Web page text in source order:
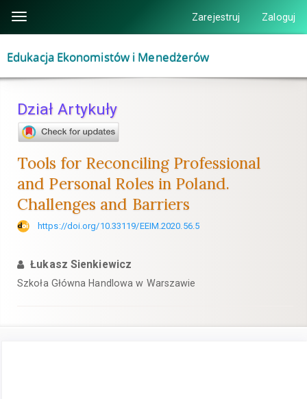
zawartości
strony
główna
Główna
Pasek
boczny
Toggle
navigation
Zarejestruj Zaloguj
Edukacja Ekonomistów i Menedżerów
Dział Artykuły
Tools for Reconciling Professional
and Personal Roles in Poland.
Challenges and Barriers
https://doi.org/10.33119/EEIM.2020.56.5
Łukasz Sienkiewicz
Szkoła Główna Handlowa w Warszawie